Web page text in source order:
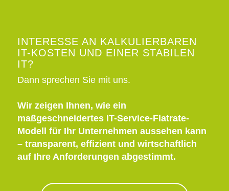
INTERESSE AN KALKULIERBAREN
IT-KOSTEN UND EINER STABILEN
IT?
Dann sprechen Sie mit uns.
Wir zeigen Ihnen, wie ein
maßgeschneidertes IT-Service-Flatrate-
Modell für Ihr Unternehmen aussehen kann
– transparent, effizient und wirtschaftlich
auf Ihre Anforderungen abgestimmt.